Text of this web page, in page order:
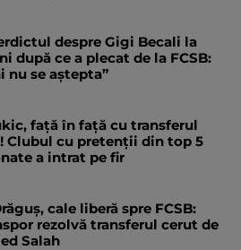
despre Gigi Becali la
după ce a plecat de la FCSB:
nu se aștepta”
față în față cu transferul
Clubul cu pretenții din top 5
a intrat pe fir
cale liberă spre FCSB:
rezolvă transferul cerut de
Salah